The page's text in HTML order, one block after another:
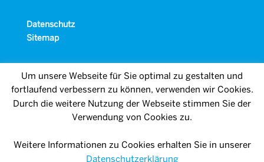
Datenschutz
Sitemap
Um unsere Webseite für Sie optimal zu gestalten und
fortlaufend verbessern zu können, verwenden wir Cookies.
Durch die weitere Nutzung der Webseite stimmen Sie der
Verwendung von Cookies zu.
Weitere Informationen zu Cookies erhalten Sie in unserer
Datenschutzerklärung